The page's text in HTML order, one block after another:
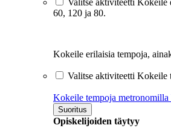
Valitse aktiviteetti Kokeile
60, 120 ja 80.
Kokeile erilaisia tempoja,
Valitse aktiviteetti Kokeile
Kokeile tempoja metronomilla
Suoritus
Opiskelijoiden täytyy